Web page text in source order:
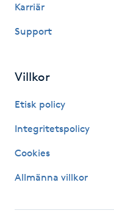
Herrklippning
HIFU
Karriär
Support
Villkor
Etisk policy
Integritetspolicy
Cookies
Allmänna villkor